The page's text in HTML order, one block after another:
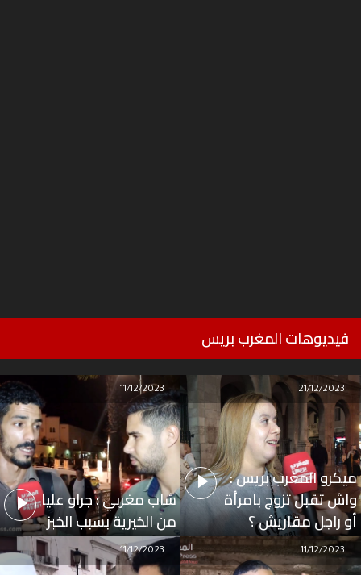
فيديوهات المغرب بريس
ميكرو المغرب بريس :
واش تقبل تزوج بامرأة
أو راجل مقاريش ؟
21/12/2023
شاب مغربي : جراو عليا
من الخيرية بسبب الخبز
11/12/2023
11/12/2023
11/12/2023